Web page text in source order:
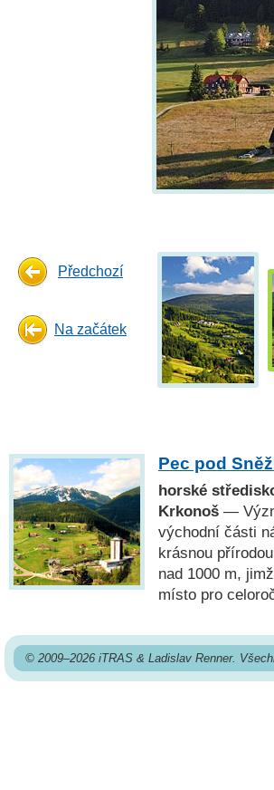
Předchozí
Na začátek
Pec pod
horské
Krkonoš —
východní části
krásnou
nad 1000 m,
místo pro
© 2009–2026 iTRAS & Ladislav Renner.